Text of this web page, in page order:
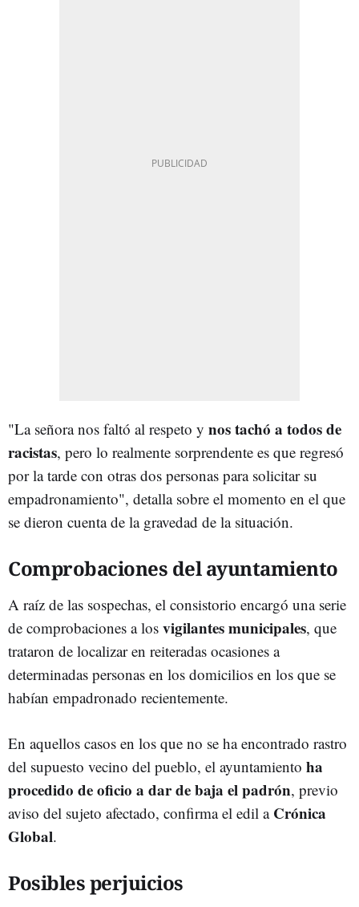
"La señora nos faltó al respeto y nos tachó a todos de
racistas, pero lo realmente sorprendente es que regresó
por la tarde con otras dos personas para solicitar su
empadronamiento", detalla sobre el momento en el que
se dieron cuenta de la gravedad de la situación.
Comprobaciones del ayuntamiento
A raíz de las sospechas, el consistorio encargó una serie
de comprobaciones a los vigilantes municipales, que
trataron de localizar en reiteradas ocasiones a
determinadas personas en los domicilios en los que se
habían empadronado recientemente.
En aquellos casos en los que no se ha encontrado rastro
del supuesto vecino del pueblo, el ayuntamiento ha
procedido de oficio a dar de baja el padrón, previo
aviso del sujeto afectado, confirma el edil a Crónica
Global.
Posibles perjuicios